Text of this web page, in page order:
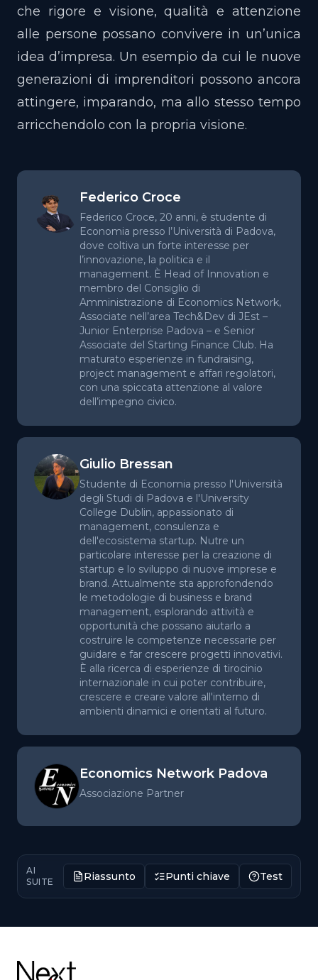
che rigore e visione, qualità e attenzione
alle persone possano convivere in un’unica
idea d’impresa. Un esempio da cui le nuove
generazioni di imprenditori possono ancora
attingere, imparando, ma allo stesso tempo
arricchendolo con la propria visione.
Federico Croce
Federico Croce, 20 anni, è studente di
Economia presso l’Università di Padova,
dove coltiva un forte interesse per
l’innovazione, la politica e il
management. È Head of Innovation e
membro del Consiglio di
Amministrazione di Economics Network,
Associate nell’area Tech&Dev di JEst –
Junior Enterprise Padova – e Senior
Associate del Starting Finance Club. Ha
maturato esperienze in fundraising,
project management e affari regolatori,
con una spiccata attenzione al valore
dell’impegno civico.
Giulio Bressan
Studente di Economia presso l'Università
degli Studi di Padova e l'University
College Dublin, appassionato di
management, consulenza e
dell'ecosistema startup. Nutre un
particolare interesse per la creazione di
startup e lo sviluppo di nuove imprese e
brand. Attualmente sta approfondendo
le metodologie di business e brand
management, esplorando attività e
opportunità che possano aiutarlo a
costruire le competenze necessarie per
guidare e far crescere progetti innovativi.
È alla ricerca di esperienze di tirocinio
internazionale in cui poter contribuire,
crescere e creare valore all'interno di
ambienti dinamici e orientati al futuro.
Economics Network Padova
Associazione Partner
AI
SUITE
Riassunto Punti chiave Test